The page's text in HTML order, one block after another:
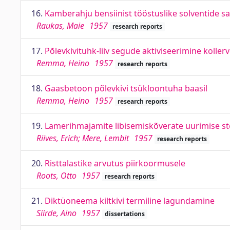
16. Kamberahju bensiinist tööstuslike solventide
Raukas, Maie 1957 research reports
17. Põlevkivituhk-liiv segude aktiviseerimine
Remma, Heino 1957 research reports
18. Gaasbetoon põlevkivi tsükloontuha baasil
Remma, Heino 1957 research reports
19. Lamerihmajamite libisemiskõverate uurimise
Riives, Erich; Mere, Lembit 1957 research reports
20. Risttalastike arvutus piirkoormusele
Roots, Otto 1957 research reports
21. Diktüoneema kiltkivi termiline lagundamine
Siirde, Aino 1957 dissertations